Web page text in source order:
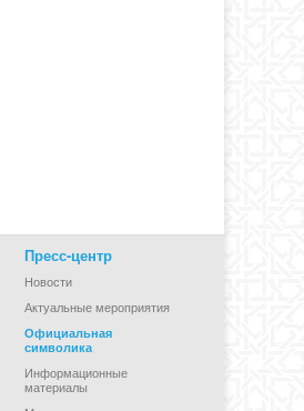
Пресс-центр
Новости
Актуальные мероприятия
Официальная
символика
Информационные
материалы